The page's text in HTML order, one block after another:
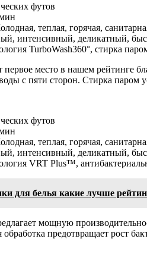
футов
теплая, горячая,
интенсивный, деликатный,
TurboWash360°, стирка
место в нашем рейтинге
с пяти сторон. Стирка паром
футов
теплая, горячая,
интенсивный, деликатный,
VRT Plus™,
для белья какие лучше
мощную
обработка предотвращает рост